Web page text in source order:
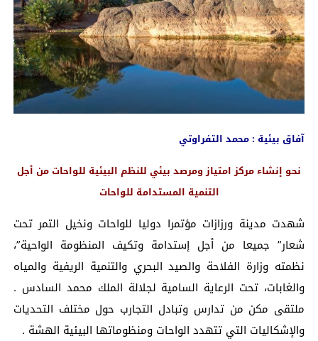
آفاق بيئية : محمد التفراوتي
نحو إنشاء مركز امتياز ومرصد بيئي للنظم البيئية للواحات من أجل
التنمية المستدامة للواحات
شهدت مدينة ورزازات مؤتمرا دوليا للواحات ونخيل التمر تحت
شعار” جميعا من أجل إستدامة وتكيف المنظومة الواحية”،
نظمته وزارة الفلاحة والصيد البحري والتنمية الريفية والمياه
والغابات، تحت الرعاية السامية لجلالة الملك محمد السادس .
ملتقى مكن من تدارس وتبادل التجارب حول مختلف التحديات
والإشكاليات التي تتهدد الواحات ومنظوماتها البيئية الهشة .